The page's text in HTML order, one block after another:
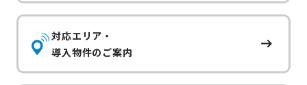
対応エリア・
導入物件のご案内